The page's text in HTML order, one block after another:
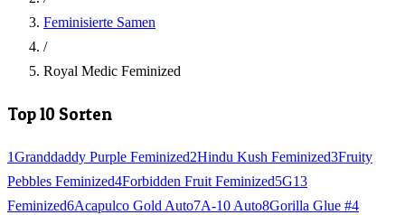
Feminisierte Samen
/
Royal Medic Feminized
Top 10 Sorten
1Granddaddy Purple Feminized2Hindu Kush Feminized3Fruity
Pebbles Feminized4Forbidden Fruit Feminized5G13
Feminized6Acapulco Gold Auto7A-10 Auto8Gorilla Glue #4